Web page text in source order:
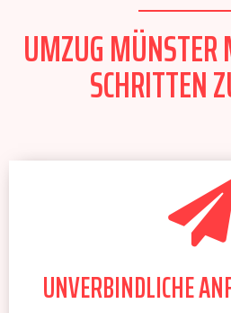
UMZUG
SCHRITTEN
UNVERBINDLICHE